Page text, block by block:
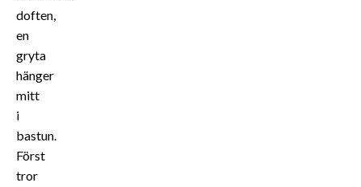
doften,
en
gryta
hänger
mitt
i
bastun.
Först
tror